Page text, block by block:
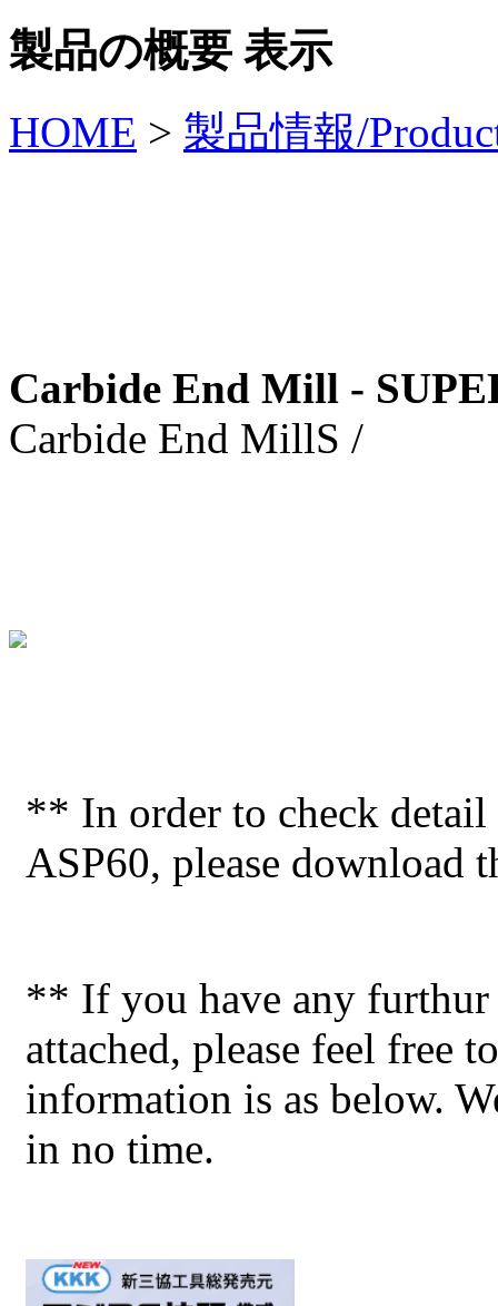
製品の概要 表示
HOME > 製品情報/
Carbide End Mill -
Carbide End MillS /
** In order to check
ASP60, please download
** If you have any furthur
attached, please feel free
information is as below.
in no time.